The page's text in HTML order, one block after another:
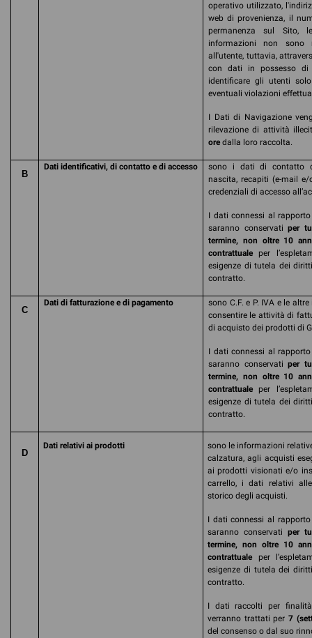
operativo utilizzato,
web di provenienza, il
permanenza sul Sito,
informazioni non sono
all'utente, tuttavia,
con dati in possesso di
identificare gli utenti
eventuali violazioni
I Dati di Navigazione
rilevazione di attività
ore dalla loro raccolta.
B
Dati identificativi, di contatto e di accesso
sono i dati di contatto
nascita, recapiti (e-mail
credenziali di accesso
I dati connessi al
saranno conservatiper
termine, non oltre 10
contrattuale per
esigenze di tutela dei
contratto.
C
Dati di fatturazione e di pagamento
sono C.F. e P. IVA e le
consentire le attività di
di acquisto dei prodotti di
I dati connessi al
saranno conservatiper
termine, non oltre 10
contrattuale per
esigenze di tutela dei
contratto.
D
Dati relativi ai prodotti
sono le informazioni
calzatura, agli acquisti
ai prodotti visionati e/o
carrello, i dati relativi
storico degli acquisti.
I dati connessi al
saranno conservati per
termine, non oltre 10
contrattuale per
esigenze di tutela dei
contratto.
I dati raccolti per
verranno trattati per 7
del consenso o dal suo